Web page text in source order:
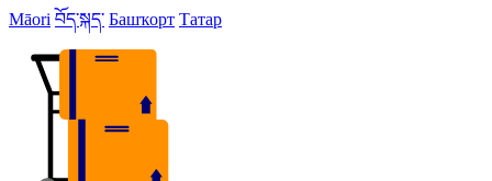
Māori བོད་སྐད་ Башҡорт Татар